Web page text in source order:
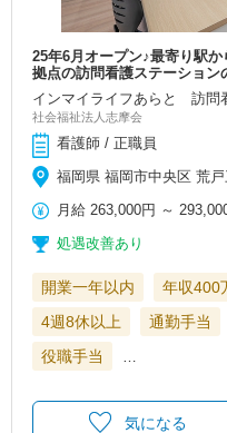
25年6月オープン♪最寄り駅
拠点の訪問看護ステーション
インマイライフあらと 訪問
社会福祉法人志摩会
看護師 / 正職員
福岡県 福岡市中央区 荒戸
月給 263,000円 ～
処遇改善あり
開業一年以内 年収400
4週8休以上
通勤手当
役職手当
気になる